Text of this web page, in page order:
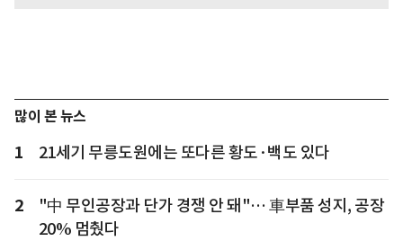
많이 본 뉴스
1 21세기 무릉도원에는 또다른 황도·백도 있다
2
"中 무인공장과 단가 경쟁 안 돼"… 車부품 성지, 공장
20% 멈췄다